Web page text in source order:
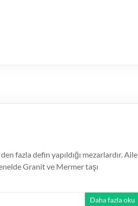
fazla defin yapıldığı mezarlardır. Aile
Granit ve Mermer taşı
Daha fazla oku